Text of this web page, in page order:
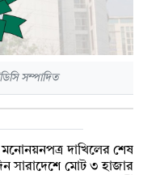
সম্পাদিত
দাখিলের শেষ
সারাদেশে মোট ৩ হাজার